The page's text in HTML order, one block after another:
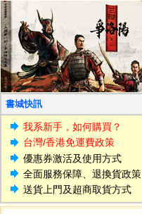
書城快訊
我系新手，如何購買？
台灣/香港免運費政策
優惠券激活及使用方式
全面服務保障、退換貨政策
送貨上門及超商取貨方式